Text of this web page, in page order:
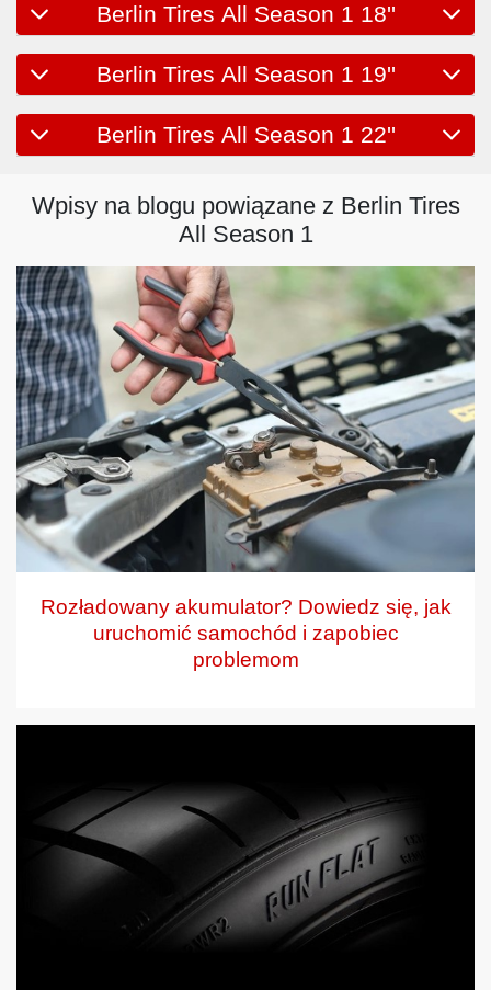
Berlin Tires All Season 1 18''
Berlin Tires All Season 1 19''
Berlin Tires All Season 1 22''
Wpisy na blogu powiązane z Berlin Tires
All Season 1
Rozładowany akumulator? Dowiedz się, jak
uruchomić samochód i zapobiec
problemom